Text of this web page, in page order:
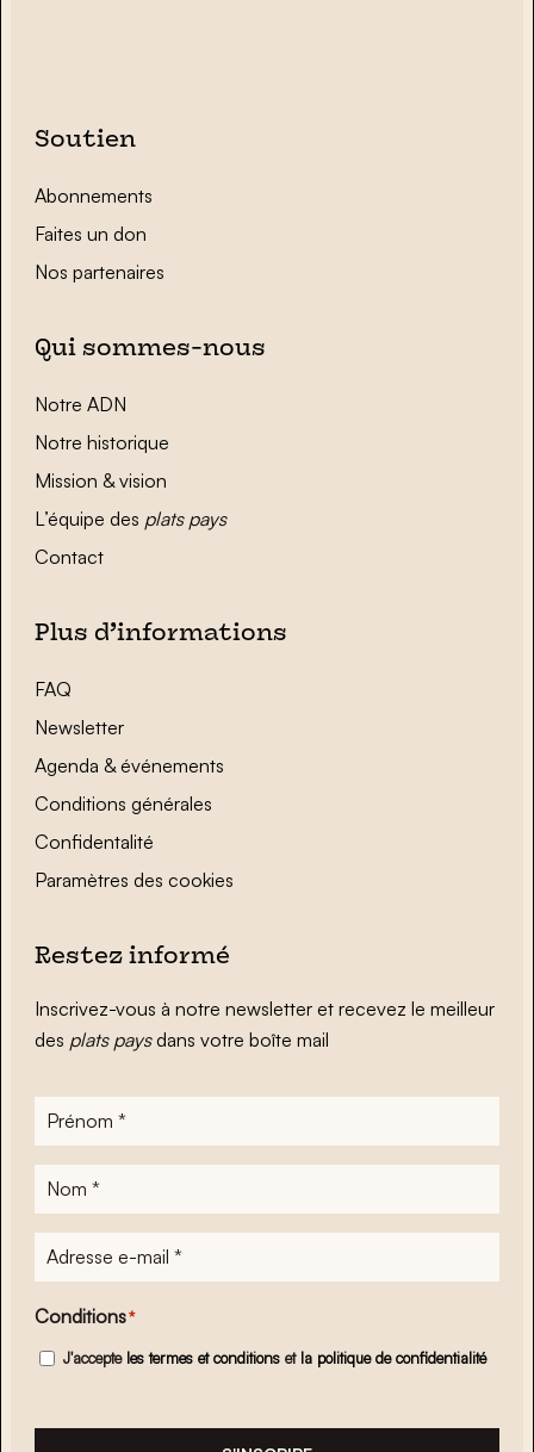
Soutien
Abonnements
Faites un don
Nos partenaires
Qui sommes-nous
Notre ADN
Notre historique
Mission & vision
L’équipe des plats pays
Contact
Plus d’informations
FAQ
Newsletter
Agenda & événements
Conditions générales
Confidentalité
Paramètres des cookies
Restez informé
Inscrivez-vous à notre newsletter et recevez le meilleur
des plats paysdans votre boîte mail
Prénom
Nom
Adresse
e-
mail*
Conditions*
J'accepte les termes et conditions et la politique de confidentialité